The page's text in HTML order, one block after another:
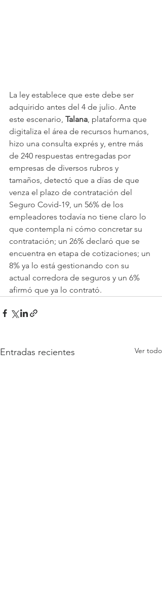
La ley establece que este debe ser
adquirido antes del 4 de julio. Ante
este escenario, Talana , plataforma que
digitaliza el área de recursos humanos,
hizo una consulta exprés y, entre más
de 240 respuestas entregadas por
empresas de diversos rubros y
tamaños, detectó que a días de que
venza el plazo de contratación del
Seguro Covid-19, un 56% de los
empleadores todavía no tiene claro lo
que contempla ni cómo concretar su
contratación; un 26% declaró que se
encuentra en etapa de cotizaciones; un
8% ya lo está gestionando con su
actual corredora de seguros y un 6%
afirmó que ya lo contrató.
Entradas recientes Ver todo